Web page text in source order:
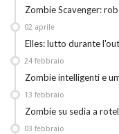
Zombie Scavenger:
Elles: lutto durante
02 aprile
Zombie intelligenti e
24 febbraio
Zombie su sedia a
13 febbraio
03 febbraio